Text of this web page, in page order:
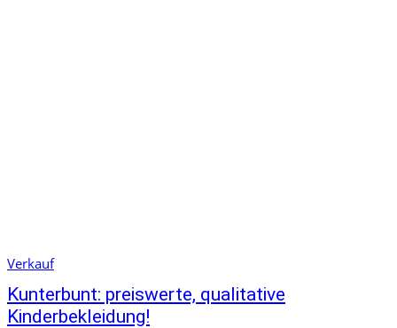
Verkauf
Kunterbunt: preiswerte, qualitative
Kinderbekleidung!